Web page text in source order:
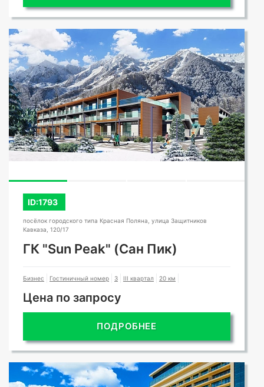
ID:1793
посёлок городского типа Красная Поляна, улица Защитников
Кавказа, 120/17
ГК "Sun Peak" (Сан Пик)
Бизнес Гостиничный номер 3 III квартал 20 км
Цена по запросу
ПОДРОБНЕЕ